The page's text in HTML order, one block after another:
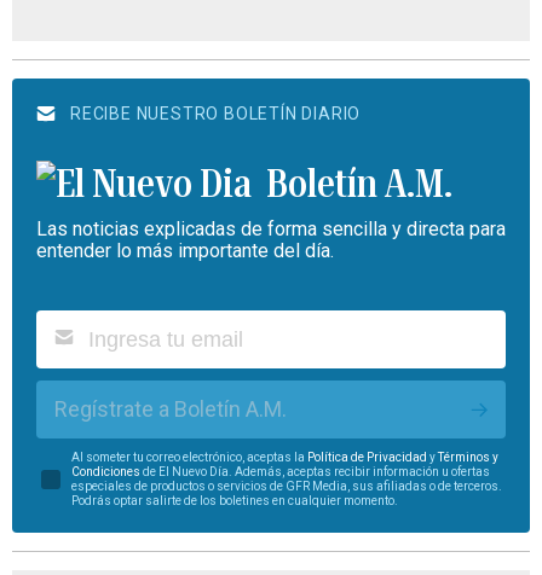
RECIBE NUESTRO BOLETÍN DIARIO
Boletín A.M.
Las noticias explicadas de forma sencilla y directa para
entender lo más importante del día.
Regístrate a Boletín A.M.
Al someter tu correo electrónico, aceptas la Política de Privacidad yTérminos y
Condiciones de El Nuevo Día. Además, aceptas recibir información u ofertas
especiales de productos o servicios de GFR Media, sus afiliadas o de terceros.
Podrás optar salirte de los boletines en cualquier momento.